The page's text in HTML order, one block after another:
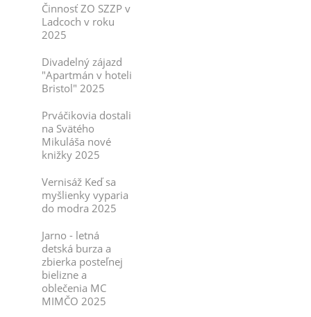
Činnosť ZO SZZP v
Ladcoch v roku
2025
Divadelný zájazd
"Apartmán v hoteli
Bristol" 2025
Prváčikovia dostali
na Svätého
Mikuláša nové
knižky 2025
Vernisáž Keď sa
myšlienky vyparia
do modra 2025
Jarno - letná
detská burza a
zbierka posteľnej
bielizne a
oblečenia MC
MIMČO 2025